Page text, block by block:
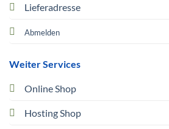
Lieferadresse
Abmelden
Weiter Services
Online Shop
Hosting Shop